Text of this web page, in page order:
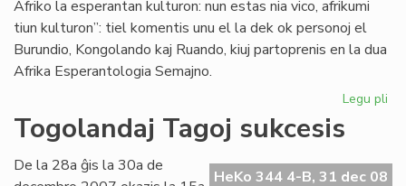
Afriko la esperantan kulturon: nun estas nia vico, afrikumi
tiun kulturon”: tiel komentis unu el la dek ok personoj el
Burundio, Kongolando kaj Ruando, kiuj partoprenis en la dua
Afrika Esperantologia Semajno.
Legu pli
Togolandaj Tagoj sukcesis
HeKo 344 4-B, 31 dec 08
De la 28a ĝis la 30a de